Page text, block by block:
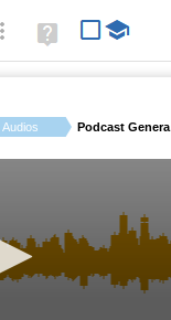
avanzada
Ayuda
(en
Audios Podcast Generación Z...